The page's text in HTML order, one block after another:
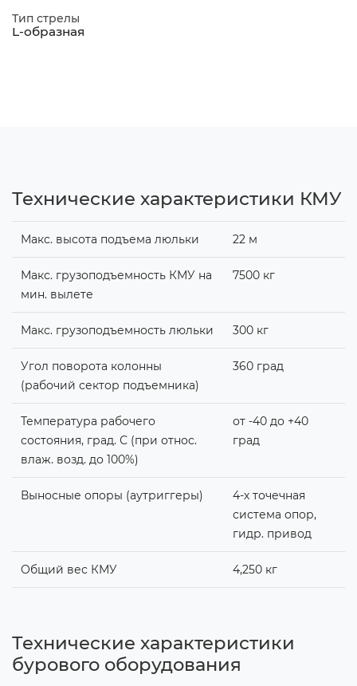
Тип стрелы
L-образная
Технические характеристики КМУ
Макс. высота подъема люльки 22 м
Макс. грузоподъемность КМУ на
мин. вылете
7500 кг
Макс. грузоподъемность люльки 300 кг
Угол поворота колонны
(рабочий сектор подъемника)
360 град
Температура рабочего
состояния, град. С (при относ.
влаж. возд. до 100%)
от -40 до +40
град
Выносные опоры (аутриггеры)
4-х точечная
система опор,
гидр. привод
Общий вес КМУ 4,250 кг
Технические характеристики
бурового оборудования